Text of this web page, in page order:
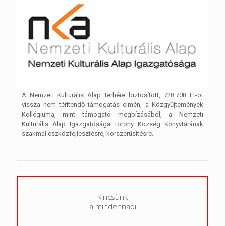
A Nemzeti Kulturális Alap terhére biztosított, 728.708 Ft-ot
vissza nem térítendő támogatás címén, a Közgyűjtemények
Kollégiuma, mint támogató megbízásából, a Nemzeti
Kulturális Alap Igazgatósága Torony Község Könyvtárának
szakmai eszközfejlesztésre, korszerűsítésre.
Kincsünk
a mindennapi